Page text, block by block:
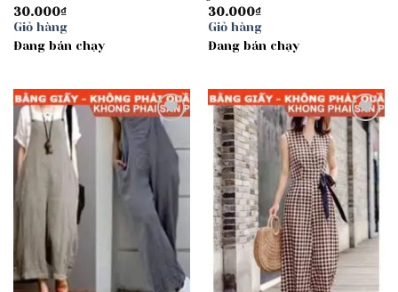
30.000₫
Giỏ hàng
Đang bán chạy
30.000₫
Giỏ hàng
Đang bán chạy
Add to
wishlist
Add to
wishlist